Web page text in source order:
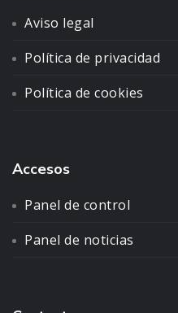
Aviso legal
Política de privacidad
Política de cookies
Accesos
Panel de control
Panel de noticias